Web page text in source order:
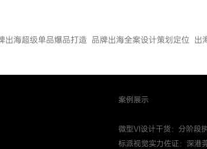
出海超级单品爆品打造 品牌出海全案设计策划定位 出
案例展示
微型VI设计干货：分阶段
标派视觉实力佐证：深港